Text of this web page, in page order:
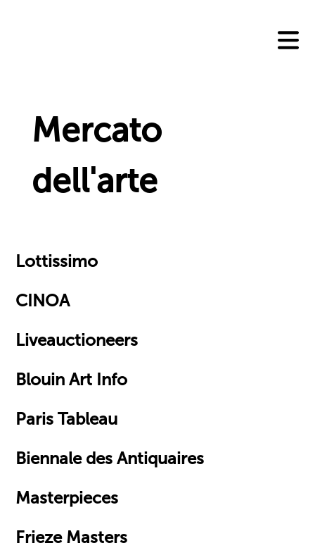
Mercato
dell'arte
Lottissimo
CINOA
Liveauctioneers
Blouin Art Info
Paris Tableau
Biennale des Antiquaires
Masterpieces
Frieze Masters